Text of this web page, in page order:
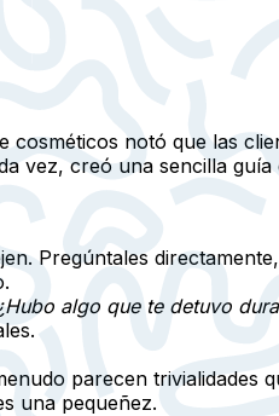
cosméticos notó que las
vez, creó una sencilla guía
Pregúntales directamente
algo que te detuvo
parecen
una pequeñez.